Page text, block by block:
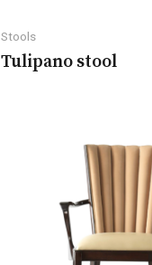
Stools
Tulipano stool